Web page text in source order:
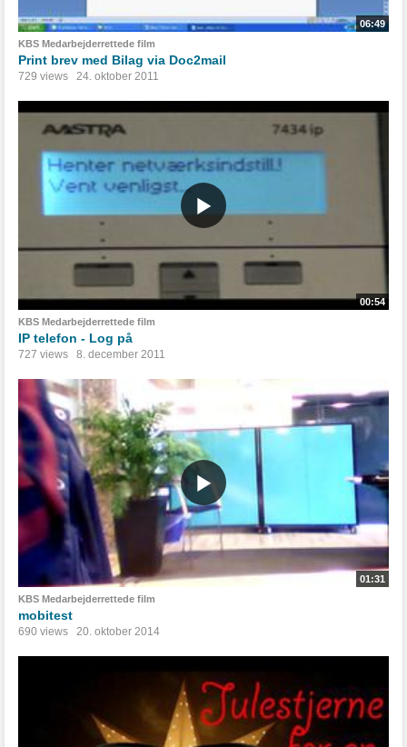
06:49
KBS Medarbejderrettede film
Print brev med Bilag via Doc2mail
729 views 24. oktober 2011
00:54
KBS Medarbejderrettede film
IP telefon - Log på
727 views 8. december 2011
01:31
KBS Medarbejderrettede film
mobitest
690 views 20. oktober 2014